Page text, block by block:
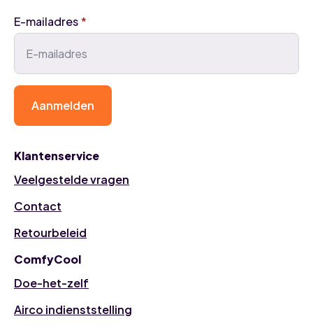
Klantenservice
Veelgestelde vragen
Contact
Retourbeleid
ComfyCool
Doe-het-zelf
Airco indienststelling
E-mailadres*
Aanmelden